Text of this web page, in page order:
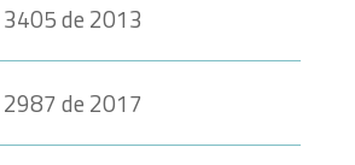
de 2013
de 2017